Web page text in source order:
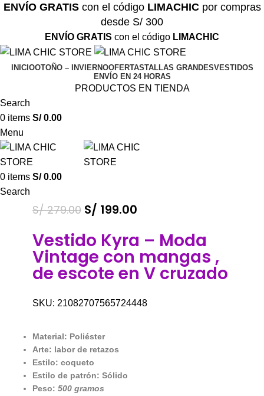
ENVÍO GRATIScon el código LIMACHICpor compras
desde S/ 300
ENVÍO GRATIS con el código LIMACHIC
INICIOOTOÑO – INVIERNOOFERTASTALLAS GRANDESVESTIDOS
ENVÍO EN 24 HORAS
PRODUCTOS EN TIENDA
Search
0 items S/0.00
Menu
0 items S/0.00
Search
S/279.00 S/ 199.00
Vestido Kyra – Moda
Vintage con mangas ,
de escote en V cruzado
SKU: 21082707565724448
Material: Poliéster
Arte: labor de retazos
Estilo: coqueto
Estilo de patrón: Sólido
Peso: 500 gramos